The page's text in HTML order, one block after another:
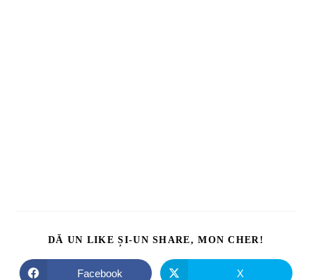
DĂ UN LIKE ȘI-UN SHARE, MON CHER!
Facebook X